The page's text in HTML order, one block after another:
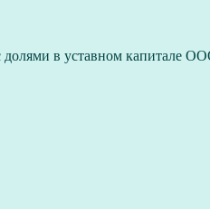
долями в уставном капитале